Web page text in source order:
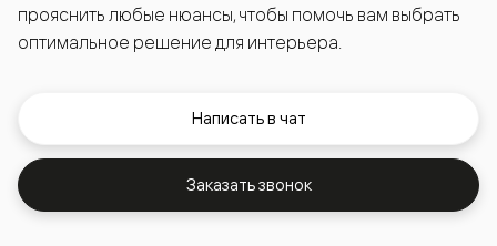
прояснить любые нюансы, чтобы помочь вам выбрать
оптимальное решение для интерьера.
Написать в чат
Заказать звонок